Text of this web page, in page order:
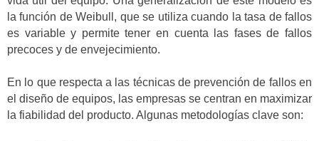
la función de Weibull, que se utiliza cuando la tasa de fallos
es variable y permite tener en cuenta las fases de fallos
precoces y de envejecimiento.
En lo que respecta a las técnicas de prevención de fallos en
el diseño de equipos, las empresas se centran en maximizar
la fiabilidad del producto. Algunas metodologías clave son: